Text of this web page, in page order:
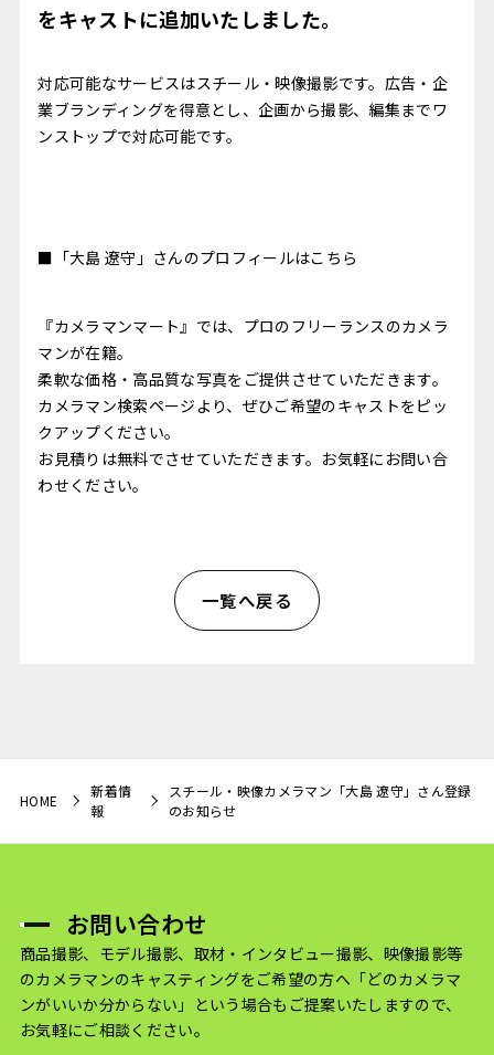
をキャストに追加いたしました。
対応可能なサービスはスチール・映像撮影です。広告・企
業ブランディングを得意とし、企画から撮影、編集までワ
ンストップで対応可能です。
■「大島 遼守」さんのプロフィールはこちら
『カメラマンマート』では、プロのフリーランスのカメラ
マンが在籍。
柔軟な価格・高品質な写真をご提供させていただきます。
カメラマン検索ページ より、ぜひご希望のキャストをピッ
クアップください。
お見積りは無料でさせていただきます。お気軽に お問い合
わせ ください。
一覧へ戻る
HOME
新着情
報
スチール・映像カメラマン「大島 遼守」さん登録
のお知らせ
お問い合わせ
商品撮影、モデル撮影、取材・インタビュー撮影、映像撮影等
のカメラマンのキャスティングをご希望の方へ 「どのカメラマ
ンがいいか分からない」という場合もご提案いたしますので、
お気軽にご相談ください。